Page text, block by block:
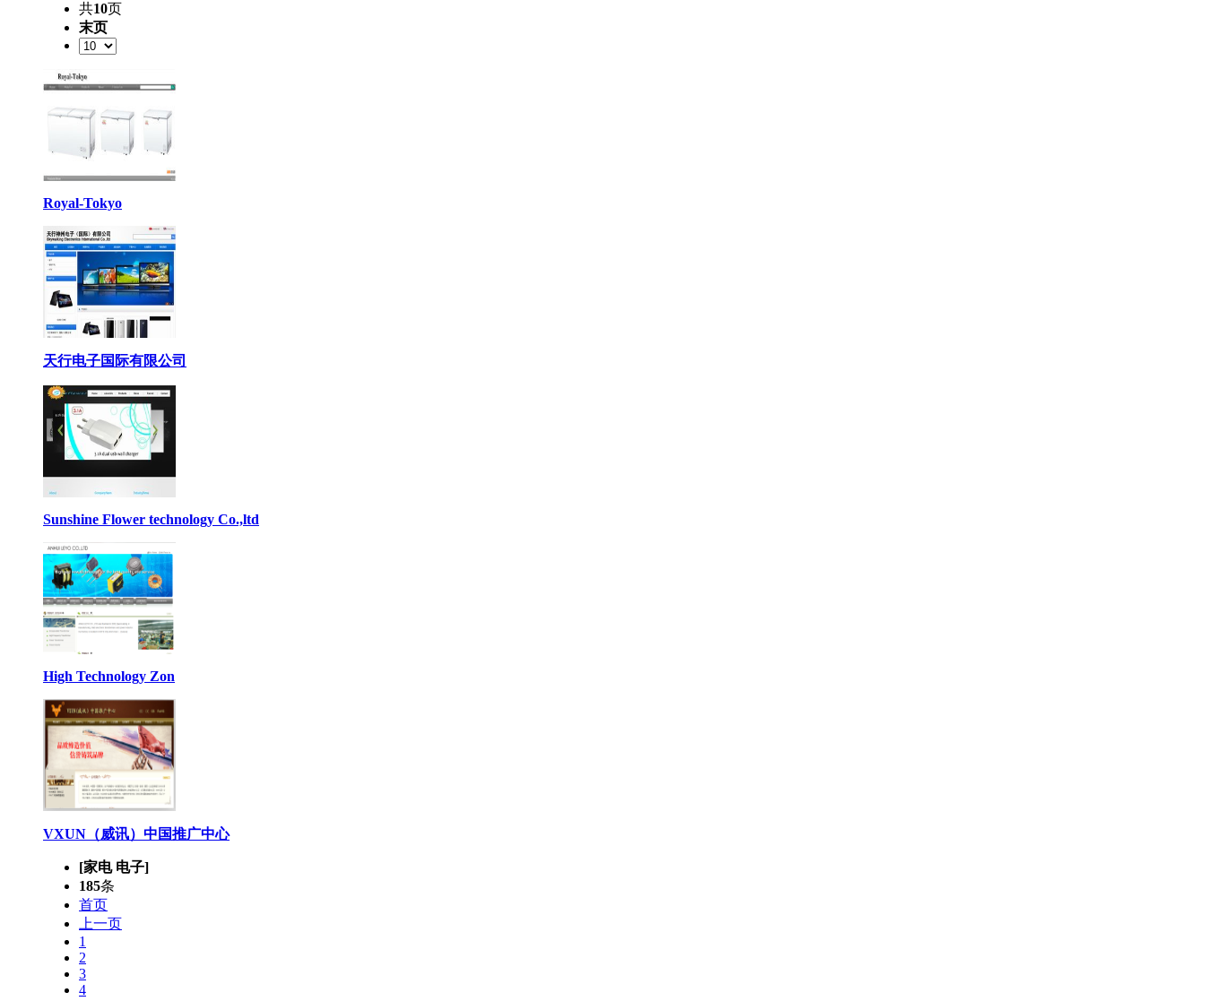
共10页
末页
Royal-Tokyo
天行电子国际有限公司
Sunshine Flower technology Co.,ltd
High Technology Zon
VXUN（威讯）中国推广中心
[家电 电子]
185条
首页
上一页
1
2
3
4